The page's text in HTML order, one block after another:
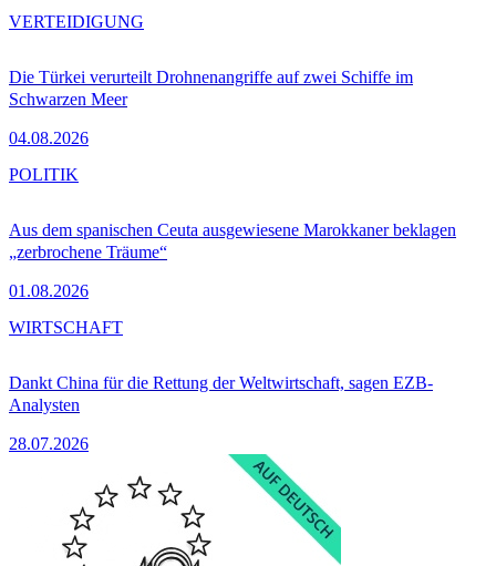
Die Türkei verurteilt Drohnenangriffe auf zwei Schiffe im
Schwarzen Meer
04.08.2026
VERTEIDIGUNG
Aus dem spanischen Ceuta ausgewiesene Marokkaner beklagen
„zerbrochene Träume“
01.08.2026
POLITIK
Dankt China für die Rettung der Weltwirtschaft, sagen EZB-
Analysten
28.07.2026
WIRTSCHAFT